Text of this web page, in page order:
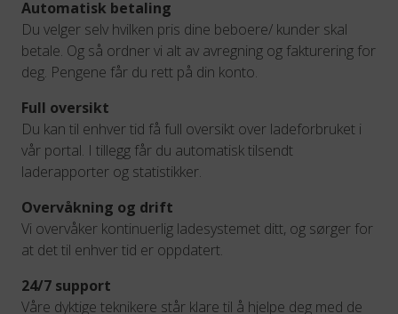
Automatisk betaling
Du velger selv hvilken pris dine beboere/ kunder skal
betale. Og så ordner vi alt av avregning og fakturering for
deg. Pengene får du rett på din konto.
Full oversikt
Du kan til enhver tid få full oversikt over ladeforbruket i
vår portal. I tillegg får du automatisk tilsendt
laderapporter og statistikker.
Overvåkning og drift
Vi overvåker kontinuerlig ladesystemet ditt, og sørger for
at det til enhver tid er oppdatert.
24/7 support
Våre dyktige teknikere står klare til å hjelpe deg med de